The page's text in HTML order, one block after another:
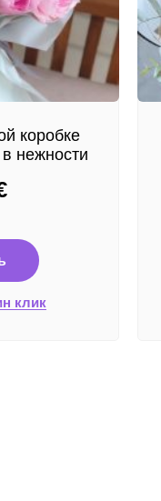
коробке
нежности
клик